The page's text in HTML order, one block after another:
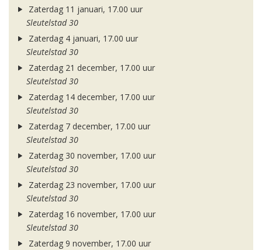
Zaterdag 11 januari, 17.00 uur
Sleutelstad 30
Zaterdag 4 januari, 17.00 uur
Sleutelstad 30
Zaterdag 21 december, 17.00 uur
Sleutelstad 30
Zaterdag 14 december, 17.00 uur
Sleutelstad 30
Zaterdag 7 december, 17.00 uur
Sleutelstad 30
Zaterdag 30 november, 17.00 uur
Sleutelstad 30
Zaterdag 23 november, 17.00 uur
Sleutelstad 30
Zaterdag 16 november, 17.00 uur
Sleutelstad 30
Zaterdag 9 november, 17.00 uur